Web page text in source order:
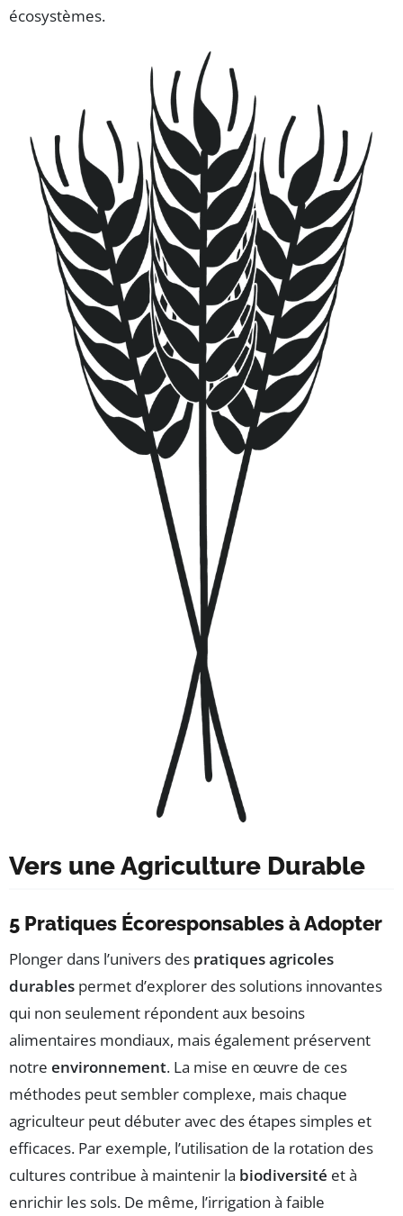
écosystèmes.
Vers une Agriculture Durable
5 Pratiques Écoresponsables à Adopter
Plonger dans l’univers des pratiques agricoles
durables permet d’explorer des solutions innovantes
qui non seulement répondent aux besoins
alimentaires mondiaux, mais également préservent
notre environnement. La mise en œuvre de ces
méthodes peut sembler complexe, mais chaque
agriculteur peut débuter avec des étapes simples et
efficaces. Par exemple, l’utilisation de la rotation des
cultures contribue à maintenir la biodiversité et à
enrichir les sols. De même, l’irrigation à faible